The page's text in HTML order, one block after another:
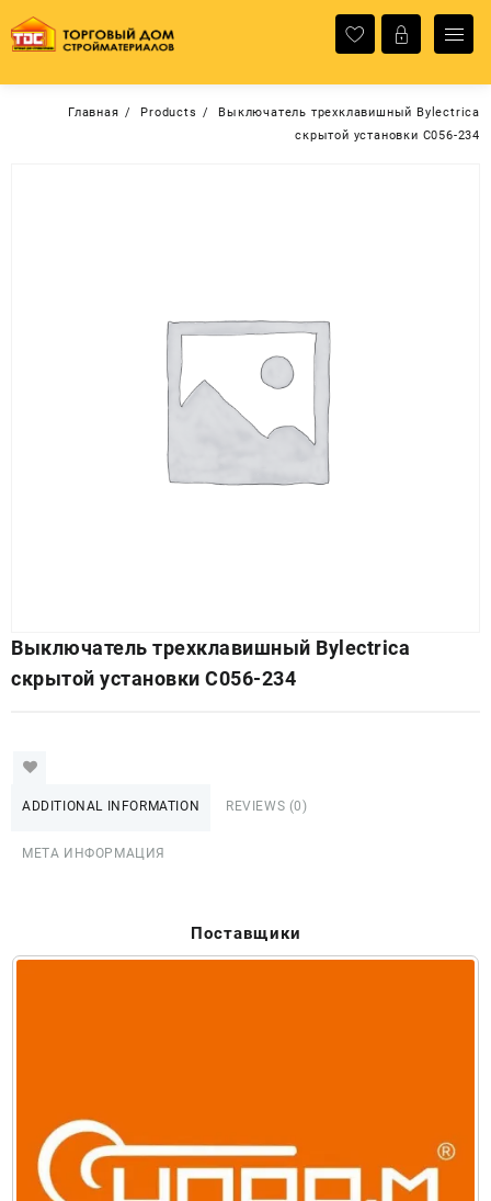
содержимому
Главная Products
Выключатель трехклавишный Bylectrica
скрытой установки С056-234
Выключатель трехклавишный Bylectrica
скрытой установки С056-234
ADDITIONAL INFORMATION REVIEWS (0)
МЕТА ИНФОРМАЦИЯ
Поставщики